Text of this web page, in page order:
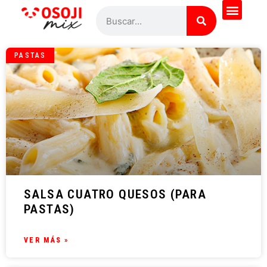
PASTAS
SALSA CUATRO QUESOS (PARA
PASTAS)
VER MÁS »